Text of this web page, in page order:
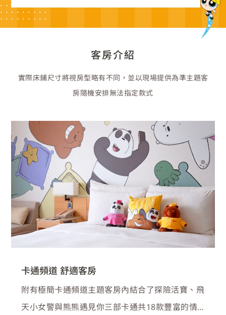
客房介紹
實際床鋪尺寸將視房型略有不同，並以現場提供為準主題客
房隨機安排無法指定款式
卡通頻道 舒適客房
附有極簡卡通頻道主題客房內結合了探險活寶、飛
天小女警與熊熊遇見你三部卡通共18款豐富的情